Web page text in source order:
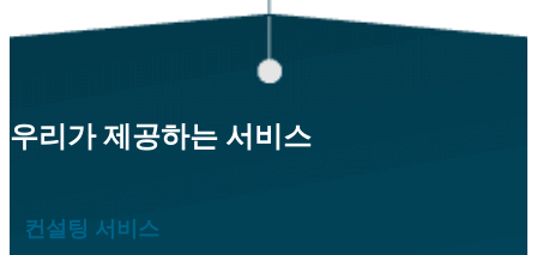
우리가 제공하는 서비스
컨설팅 서비스